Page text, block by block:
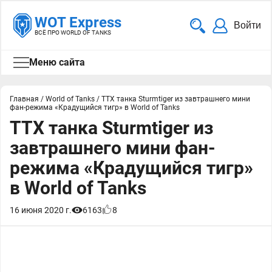
WOT Express
ВСЁ ПРО WORLD OF TANKS
Войти
Меню сайта
Главная / World of Tanks / ТТХ танка Sturmtiger из завтрашнего мини
фан-режима «Крадущийся тигр» в World of Tanks
ТТХ танка Sturmtiger из
завтрашнего мини фан-
режима «Крадущийся тигр»
в World of Tanks
16 июня 2020 г. 6163 8